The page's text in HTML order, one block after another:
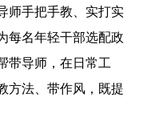
师手把手教、实打实
每名年轻干部选配政
带导师，在日常工
方法、带作风，既提